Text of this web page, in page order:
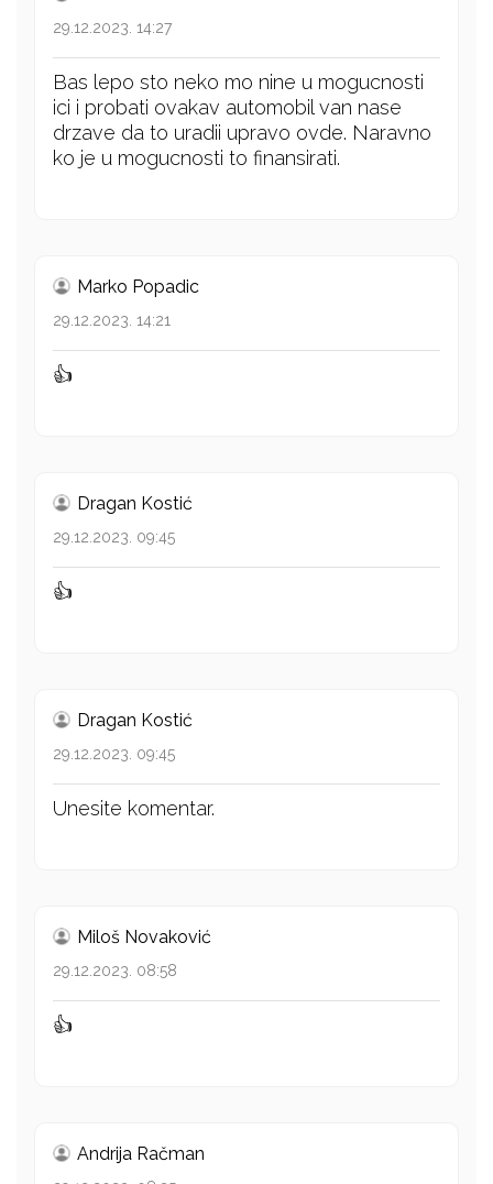
29.12.2023. 14:27
Bas lepo sto neko mo nine u mogucnosti
ici i probati ovakav automobil van nase
drzave da to uradii upravo ovde. Naravno
ko je u mogucnosti to finansirati.
Marko Popadic
29.12.2023. 14:21
👍
Dragan Kostić
29.12.2023. 09:45
👍
Dragan Kostić
29.12.2023. 09:45
Unesite komentar.
Miloš Novaković
29.12.2023. 08:58
👍
Andrija Račman